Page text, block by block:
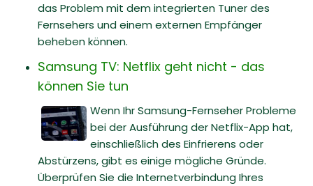
das Problem mit dem integrierten Tuner des
Fernsehers und einem externen Empfänger
beheben können.
Samsung TV: Netflix geht nicht - das
können Sie tun
Wenn Ihr Samsung-Fernseher Probleme
bei der Ausführung der Netflix-App hat,
einschließlich des Einfrierens oder
Abstürzens, gibt es einige mögliche Gründe.
Überprüfen Sie die Internetverbindung Ihres